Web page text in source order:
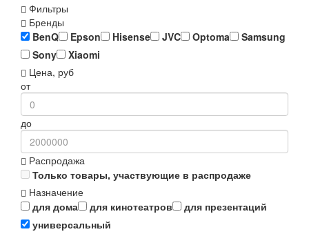
Фильтры
Бренды
BenQ
Epson Hisense JVC Optoma
Samsung
Sony
Xiaomi
Цена, руб
от
до
Распродажа
Только товары, участвующие в распродаже
Назначение
для дома
для кинотеатров
для презентаций
универсальный